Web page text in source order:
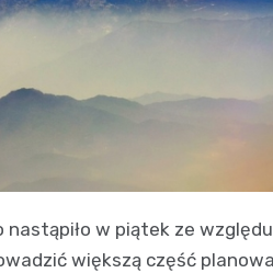
w piątek ze
większą część